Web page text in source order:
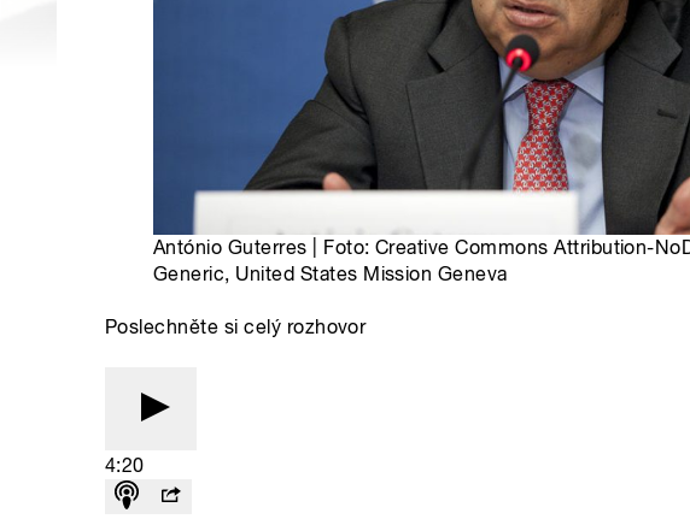
António Guterres | Foto: Creative Commons Attribution-
Generic, United States Mission Geneva
Poslechněte si celý rozhovor
4:20